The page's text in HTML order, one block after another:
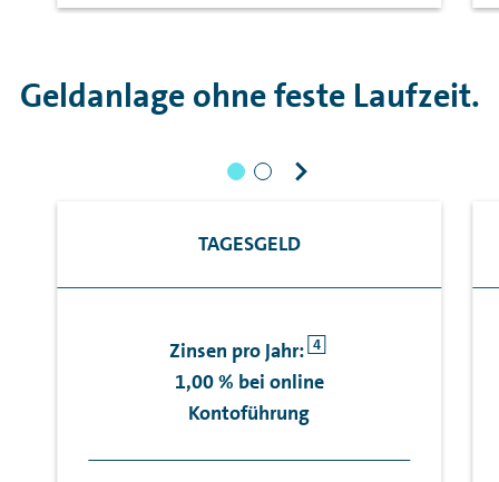
Geldanlage ohne feste Laufzeit.
TAGESGELD
Zinsen pro Jahr: 4
1,00 % bei online
Kontoführung